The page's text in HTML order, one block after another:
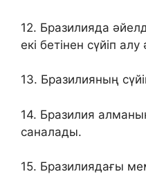
12. Бразилияда
екі бетінен сүйіп
13. Бразилияның
14. Бразилия
саналады.
15. Бразилиядағы